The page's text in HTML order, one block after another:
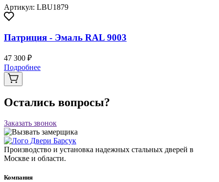
Артикул: LBU1879
Патриция - Эмаль RAL 9003
47 300 ₽
Подробнее
Остались вопросы?
Заказать звонок
Производство и установка надежных стальных дверей в
Москве и области.
Компания